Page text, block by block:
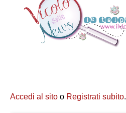
Accedi al sito o Registrati subito.